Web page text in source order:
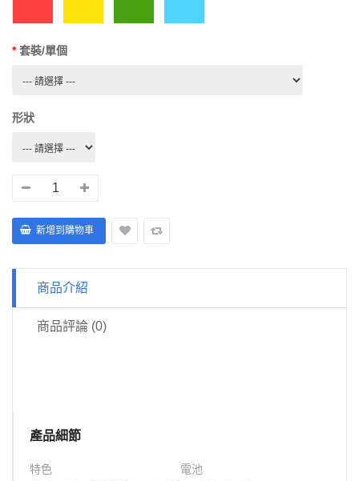
套裝/單個
形狀
商品介紹
商品評論 (0)
產品細節
特色
電池